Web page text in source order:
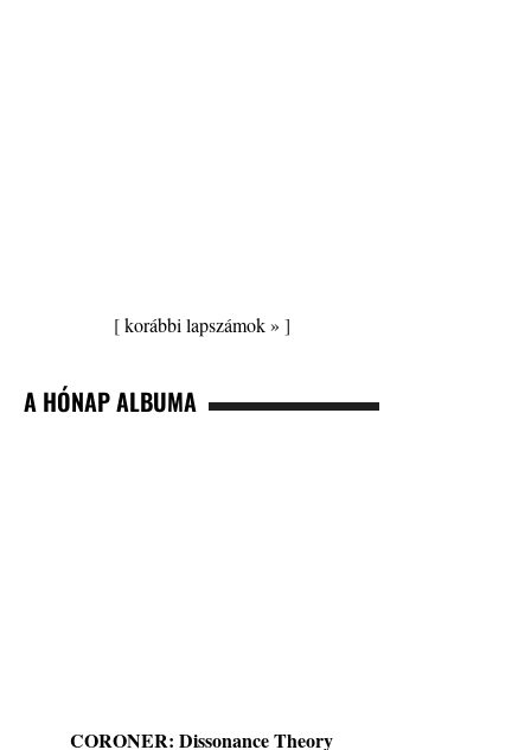
[korábbi lapszámok » ]
A HÓNAP ALBUMA
CORONER: Dissonance Theory